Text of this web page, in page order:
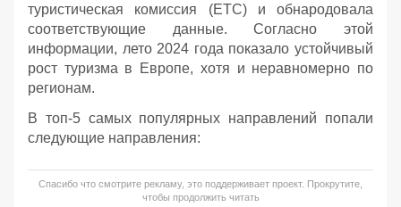
туристическая комиссия (ETC) и обнародовала
соответствующие данные. Согласно этой
информации, лето 2024 года показало устойчивый
рост туризма в Европе, хотя и неравномерно по
регионам.
В топ-5 самых популярных направлений попали
следующие направления:
Спасибо что смотрите рекламу, это поддерживает проект. Прокрутите,
чтобы продолжить читать